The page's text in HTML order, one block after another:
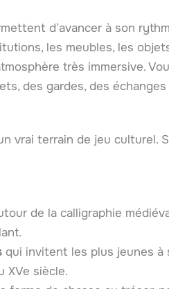
d’avancer à son
les meubles, les
très immersive.
des gardes, des
vrai terrain de jeu culturel.
de la calligraphie
qui invitent les plus jeunes à
XVe siècle.